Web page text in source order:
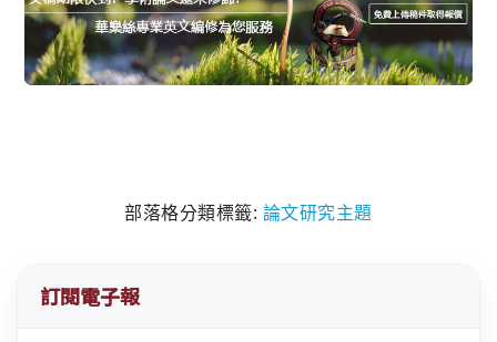
部落格分類標籤: 論文研究主題
訂閱電子報